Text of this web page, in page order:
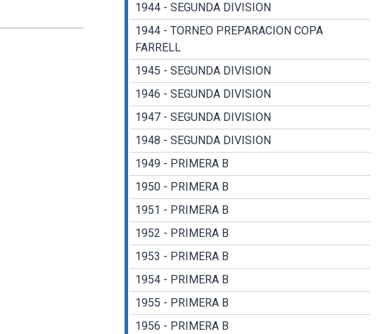
1944 - SEGUNDA DIVISION
1944 - TORNEO PREPARACION COPA
FARRELL
1945 - SEGUNDA DIVISION
1946 - SEGUNDA DIVISION
1947 - SEGUNDA DIVISION
1948 - SEGUNDA DIVISION
1949 - PRIMERA B
1950 - PRIMERA B
1951 - PRIMERA B
1952 - PRIMERA B
1953 - PRIMERA B
1954 - PRIMERA B
1955 - PRIMERA B
1956 - PRIMERA B